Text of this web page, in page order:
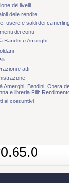
dei livelli
delle rendite
uscite e saldi dei
dei conti
Bandini e Amerighi
e atti
Amerighi, Bandini, Opera
e libreria Rilli:
ai consuntivi